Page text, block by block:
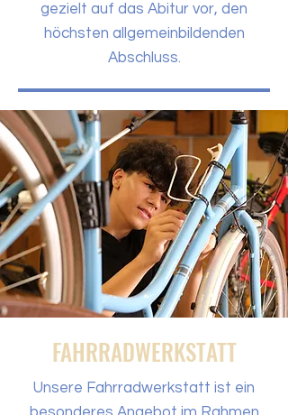
gezielt auf das Abitur vor, den
höchsten allgemeinbildenden
Abschluss.
FAHRRADWERKSTATT
Unsere Fahrradwerkstatt ist ein